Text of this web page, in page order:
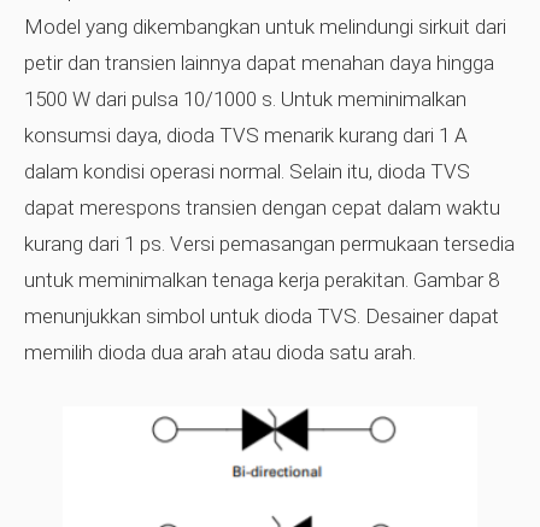
Model yang dikembangkan untuk melindungi sirkuit dari
petir dan transien lainnya dapat menahan daya hingga
1500 W dari pulsa 10/1000 s. Untuk meminimalkan
konsumsi daya, dioda TVS menarik kurang dari 1 A
dalam kondisi operasi normal. Selain itu, dioda TVS
dapat merespons transien dengan cepat dalam waktu
kurang dari 1 ps. Versi pemasangan permukaan tersedia
untuk meminimalkan tenaga kerja perakitan. Gambar 8
menunjukkan simbol untuk dioda TVS. Desainer dapat
memilih dioda dua arah atau dioda satu arah.